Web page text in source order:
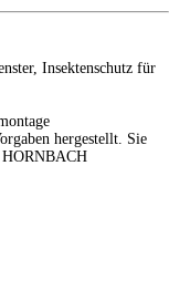
Insektenschutz für
hergestellt. Sie
HORNBACH